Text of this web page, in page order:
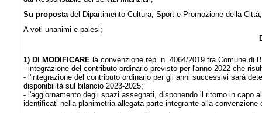
Su proposta del Dipartimento Cultura, Sport e Promozione della Città;
A voti unanimi e palesi;
1) DI MODIFICARE la convenzione rep. n. 4064/2019 tra Comune di
- integrazione del contributo ordinario previsto per l'anno 2022 che
- l'integrazione del contributo ordinario per gli anni successivi sarà
disponibilità sul bilancio 2023-2025;
- l'aggiornamento degli spazi assegnati, disponendo il ritorno in capo
identificati nella planimetria allegata parte integrante alla convenzione